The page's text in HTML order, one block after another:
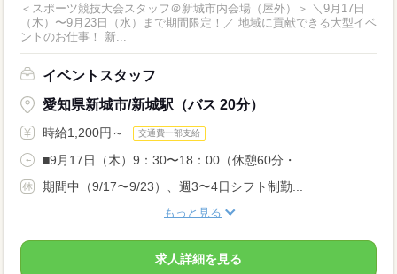
＜スポーツ競技大会スタッフ＠新城市内会場（屋外）＞ ＼9月17日
（木）〜9月23日（水）まで期間限定！／ 地域に貢献できる大型イベ
ントのお仕事！ 新...
イベントスタッフ
愛知県新城市/新城駅（バス 20分）
時給1,200円～ 交通費一部支給
■9月17日（木）9：30〜18：00（休憩60分・...
期間中（9/17〜9/23）、週3〜4日シフト制勤...
もっと見る
求人詳細を見る